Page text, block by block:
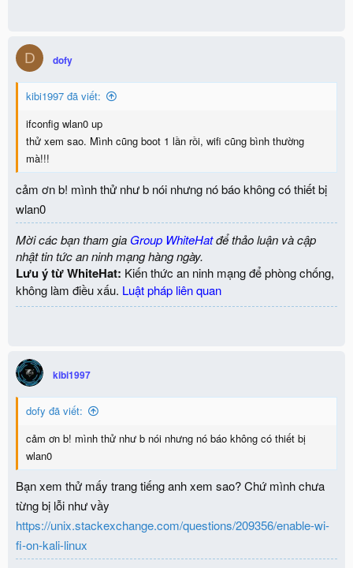
D dofy
kibi1997 đã viết:
ifconfig wlan0 up
thử xem sao. Mình cũng boot 1 lần rồi, wifi cũng bình thường
mà!!!
cảm ơn b! mình thử như b nói nhưng nó báo không có thiết bị
wlan0
Mời các bạn tham gia Group WhiteHatđể thảo luận và cập
nhật tin tức an ninh mạng hàng ngày.
Lưu ý từ WhiteHat: Kiến thức an ninh mạng để phòng chống,
không làm điều xấu. Luật pháp liên quan
kibi1997
dofy đã viết:
cảm ơn b! mình thử như b nói nhưng nó báo không có thiết bị
wlan0
Bạn xem thử mấy trang tiếng anh xem sao? Chứ mình chưa
từng bị lỗi như vầy
https://unix.stackexchange.com/questions/209356/enable-wi-
fi-on-kali-linux